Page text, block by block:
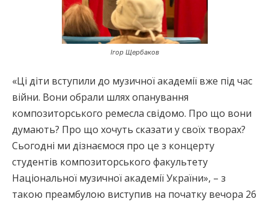
Ігор Щербаков
«Ці діти вступили до музичної академії вже під час
війни. Вони обрали шлях опанування
композиторського ремесла свідомо. Про що вони
думають? Про що хочуть сказати у своїх творах?
Сьогодні ми дізнаємося про це з концерту
студентів композиторського факультету
Національної музичної академії України», – з
такою преамбулою виступив на початку вечора 26